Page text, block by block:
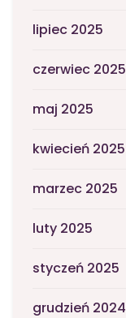
lipiec 2025
czerwiec 2025
maj 2025
kwiecień 2025
marzec 2025
luty 2025
styczeń 2025
grudzień 2024